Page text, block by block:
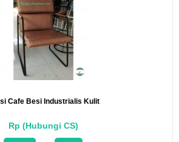
Cafe Besi Industrialis Kulit
Rp (Hubungi CS)